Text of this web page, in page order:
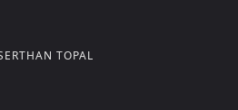
TOPAL